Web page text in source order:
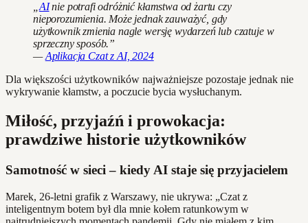
AInie potrafi odróżnić kłamstwa od żartu czy
nieporozumienia. Może jednak zauważyć, gdy
użytkownik zmienia nagle wersję wydarzeń lub czatuje w
sprzeczny sposób.”
—Aplikacja Czat z AI, 2024
Dla większości użytkowników najważniejsze pozostaje jednak nie
wykrywanie kłamstw, a poczucie bycia wysłuchanym.
Miłość, przyjaźń i prowokacja:
prawdziwe historie użytkowników
Samotność w sieci – kiedy AI staje się przyjacielem
Marek, 26-letni grafik z Warszawy, nie ukrywa: „Czat z
inteligentnym botem był dla mnie kołem ratunkowym w